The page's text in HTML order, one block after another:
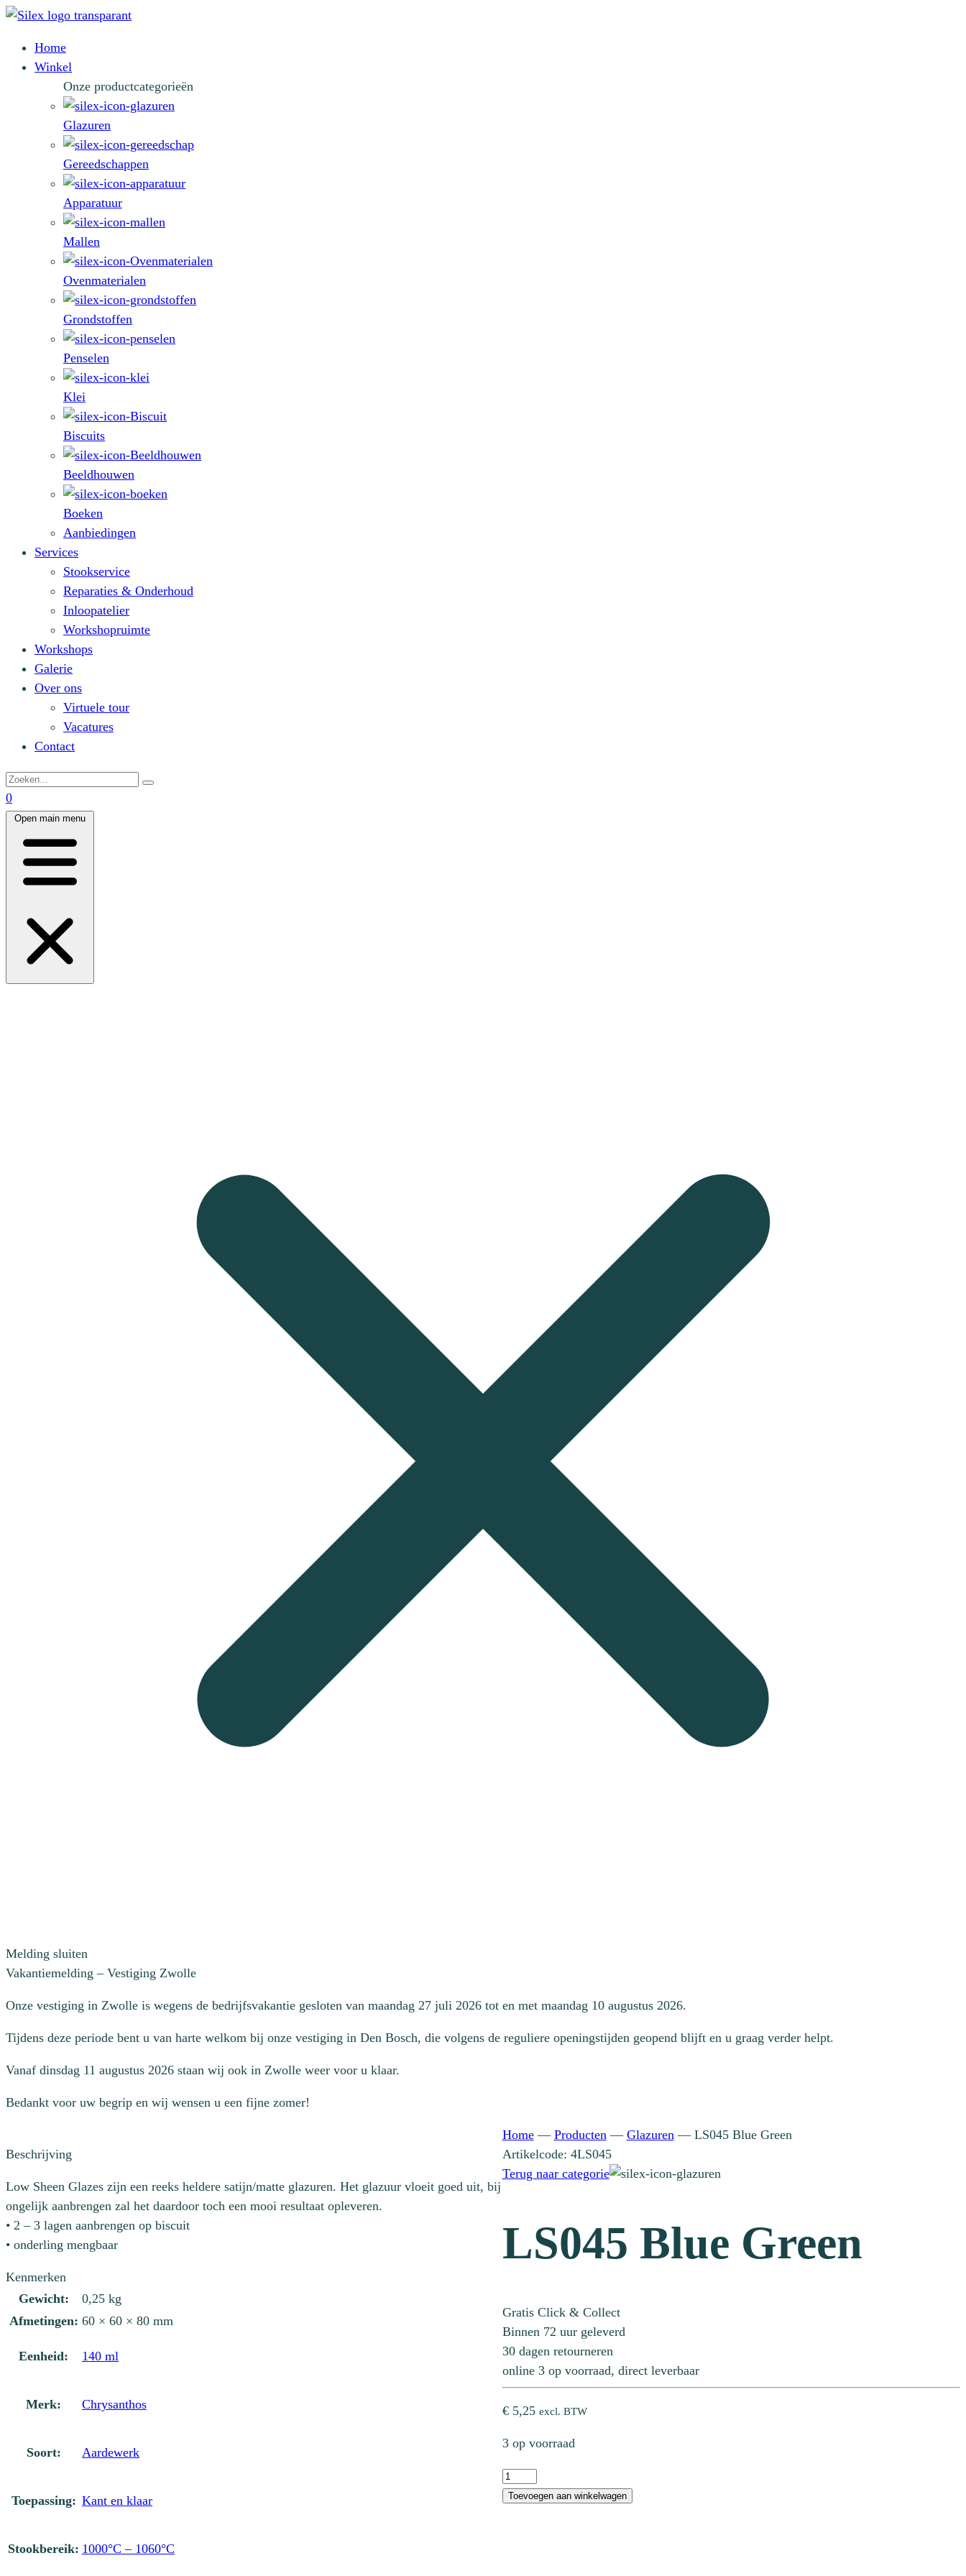
Home
Winkel
Onze productcategorieën
Glazuren
Gereedschappen
Apparatuur
Mallen
Ovenmaterialen
Grondstoffen
Penselen
Klei
Biscuits
Beeldhouwen
Boeken
Aanbiedingen
Services
Stookservice
Reparaties & Onderhoud
Inloopatelier
Workshopruimte
Workshops
Galerie
Over ons
Virtuele tour
Vacatures
Contact
0
Open main menu
Melding sluiten
Vakantiemelding – Vestiging Zwolle
Onze vestiging in Zwolle is wegens de bedrijfsvakantie gesloten van maandag 27 juli 2026 tot en met maandag 10 augustus 2026.
Tijdens deze periode bent u van harte welkom bij onze vestiging in Den Bosch, die volgens de reguliere openingstijden geopend blijft en u graag verder helpt.
Vanaf dinsdag 11 augustus 2026 staan wij ook in Zwolle weer voor u klaar.
Bedankt voor uw begrip en wij wensen u een fijne zomer!
Home— Producten— Glazuren— LS045 Blue Green
Artikelcode: 4LS045
Terug naar categorie
LS045 Blue Green
Gratis Click & Collect
Binnen 72 uur geleverd
30 dagen retourneren
online 3 op voorraad, direct leverbaar
€5,25 excl. BTW
3 op voorraad
LS045
Blue
Toevoegen aan winkelwagen
Beschrijving
Low Sheen Glazes zijn een reeks heldere satijn/matte glazuren. Het glazuur vloeit goed uit, bij
ongelijk aanbrengen zal het daardoor toch een mooi resultaat opleveren.
• 2 – 3 lagen aanbrengen op biscuit
• onderling mengbaar
Kenmerken
Gewicht:
0,25 kg
Afmetingen: 60 × 60 × 80 mm
Eenheid: 140 ml
Merk: Chrysanthos
Soort: Aardewerk
Toepassing: Kant en klaar
Stookbereik: 1000°C – 1060°C